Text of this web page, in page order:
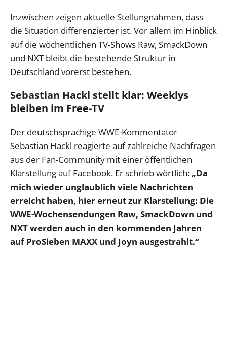
Inzwischen zeigen aktuelle Stellungnahmen, dass
die Situation differenzierter ist. Vor allem im Hinblick
auf die wöchentlichen TV-Shows Raw, SmackDown
und NXT bleibt die bestehende Struktur in
Deutschland vorerst bestehen.
Sebastian Hackl stellt klar: Weeklys
bleiben im Free-TV
Der deutschsprachige WWE-Kommentator
Sebastian Hackl reagierte auf zahlreiche Nachfragen
aus der Fan-Community mit einer öffentlichen
Klarstellung auf Facebook. Er schrieb wörtlich: „Da
mich wieder unglaublich viele Nachrichten
erreicht haben, hier erneut zur Klarstellung: Die
WWE-Wochensendungen Raw, SmackDown und
NXT werden auch in den kommenden Jahren
auf ProSieben MAXX und Joyn ausgestrahlt.“